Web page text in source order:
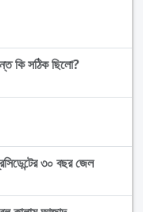
কি সঠিক ছিলো?
৩০ বছর জেল